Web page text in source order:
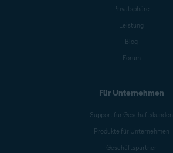
Privatsphäre
Leistung
Blog
Forum
Für Unternehmen
Support für Geschäftskunden
Produkte für Unternehmen
Geschäftspartner